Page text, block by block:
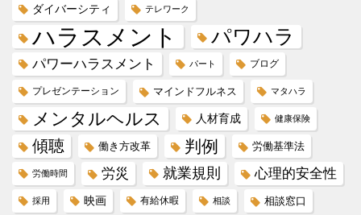
ダイバーシティ テレワーク
ハラスメント パワハラ
パワーハラスメント パート ブログ
プレゼンテーション マインドフルネス マタハラ
メンタルヘルス 人材育成 健康保険
傾聴 働き方改革 判例 労働基準法
労働時間 労災 就業規則 心理的安全性
採用 映画 有給休暇 相談 相談窓口